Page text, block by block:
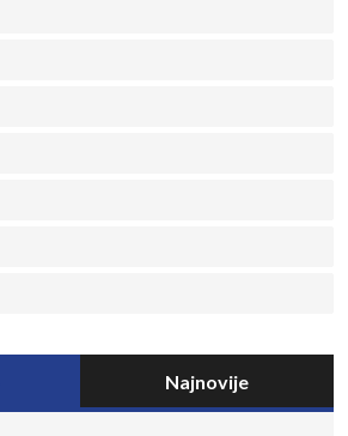
Najnovije